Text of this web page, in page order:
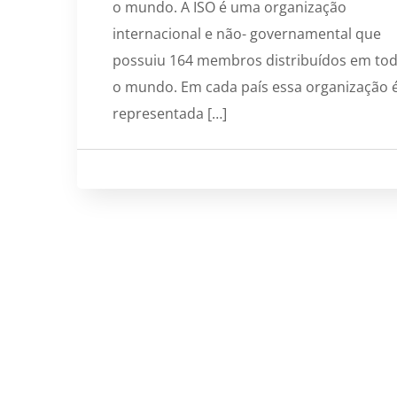
o mundo. A ISO é uma organização
internacional e não- governamental que
possuiu 164 membros distribuídos em
o mundo. Em cada país essa organização
representada […]